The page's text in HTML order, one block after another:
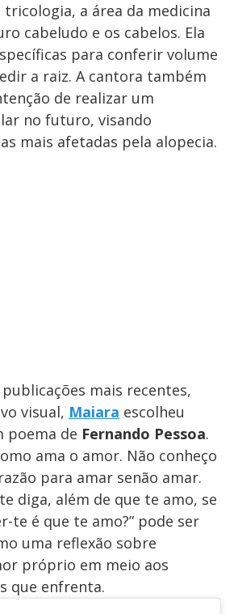
a área da medicina
cabeludo e os cabelos. Ela
para conferir volume
a raiz. A cantora também
de realizar um
no futuro, visando
mais afetadas pela alopecia.
mais recentes,
visual, Maiara escolheu
poema de Fernando Pessoa.
ama o amor. Não conheço
para amar senão amar.
diga, além de que te amo, se
te é que te amo?” pode ser
uma reflexão sobre
próprio em meio aos
que enfrenta.